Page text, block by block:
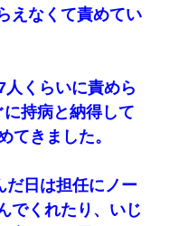
あれ？ディズニーシー
「シーで並んでるこ
してほしい」私「貸す
たら泣き出して・・私
落ちる
してるんだが...
えなくて責めてい
くらいに責めら
持病と納得して
てきました。
だ日は担任にノー
でくれたり、いじ